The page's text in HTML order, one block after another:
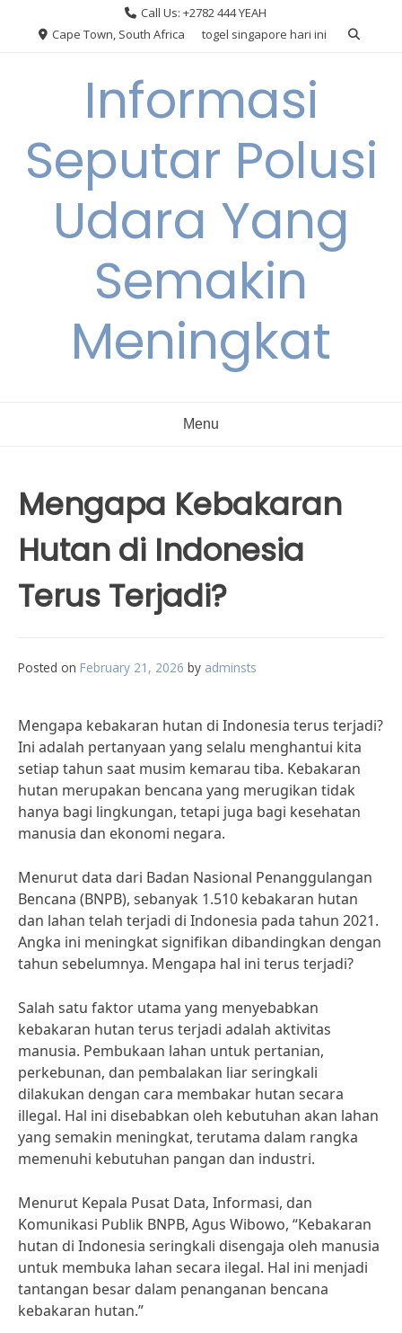
Call Us: +2782 444 YEAH
Cape Town, South Africa
togel singapore hari ini
Informasi
Seputar Polusi
Udara Yang
Semakin
Meningkat
Menu
Mengapa Kebakaran
Hutan di Indonesia
Terus Terjadi?
Posted on February 21, 2026 by adminsts
Mengapa kebakaran hutan di Indonesia terus terjadi?
Ini adalah pertanyaan yang selalu menghantui kita
setiap tahun saat musim kemarau tiba. Kebakaran
hutan merupakan bencana yang merugikan tidak
hanya bagi lingkungan, tetapi juga bagi kesehatan
manusia dan ekonomi negara.
Menurut data dari Badan Nasional Penanggulangan
Bencana (BNPB), sebanyak 1.510 kebakaran hutan
dan lahan telah terjadi di Indonesia pada tahun 2021.
Angka ini meningkat signifikan dibandingkan dengan
tahun sebelumnya. Mengapa hal ini terus terjadi?
Salah satu faktor utama yang menyebabkan
kebakaran hutan terus terjadi adalah aktivitas
manusia. Pembukaan lahan untuk pertanian,
perkebunan, dan pembalakan liar seringkali
dilakukan dengan cara membakar hutan secara
illegal. Hal ini disebabkan oleh kebutuhan akan lahan
yang semakin meningkat, terutama dalam rangka
memenuhi kebutuhan pangan dan industri.
Menurut Kepala Pusat Data, Informasi, dan
Komunikasi Publik BNPB, Agus Wibowo, “Kebakaran
hutan di Indonesia seringkali disengaja oleh manusia
untuk membuka lahan secara ilegal. Hal ini menjadi
tantangan besar dalam penanganan bencana
kebakaran hutan.”